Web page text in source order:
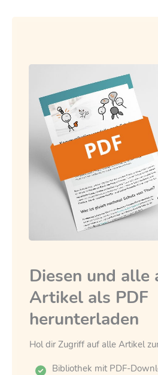
Diesen und alle
Artikel als PDF
herunterladen
Hol dir Zugriff auf alle Artikel
Bibliothek mit PDF-